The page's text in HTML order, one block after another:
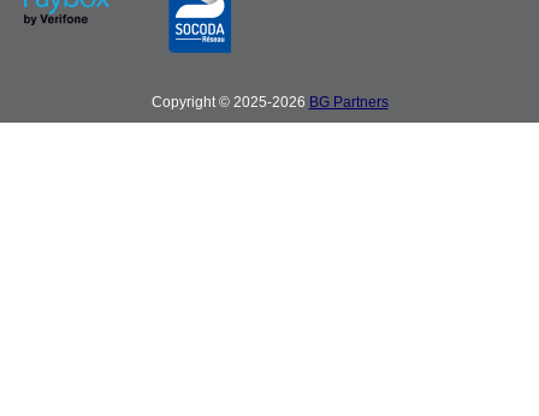
Copyright © 2025-2026 BG Partners